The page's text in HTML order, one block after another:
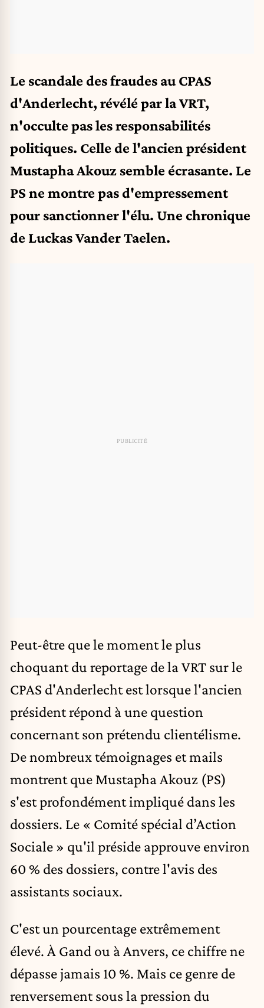
Le scandale des fraudes au CPAS
d'Anderlecht, révélé par la VRT,
n'occulte pas les responsabilités
politiques. Celle de l'ancien président
Mustapha Akouz semble écrasante. Le
PS ne montre pas d'empressement
pour sanctionner l'élu. Une chronique
de Luckas Vander Taelen.
Peut-être que le moment le plus
choquant du reportage de la VRT sur le
CPAS d'Anderlechtest lorsque l'ancien
président répond à une question
concernant son prétendu clientélisme.
De nombreux témoignages et mails
montrent que Mustapha Akouz (PS)
s'est profondément impliqué dans les
dossiers. Le « Comité spécial d’Action
Sociale » qu'il préside approuve environ
60 % des dossiers, contre l'avis des
assistants sociaux.
C'est un pourcentage extrêmement
élevé. À Gand ou à Anvers, ce chiffre ne
dépasse jamais 10 %. Mais ce genre de
renversement sous la pression du